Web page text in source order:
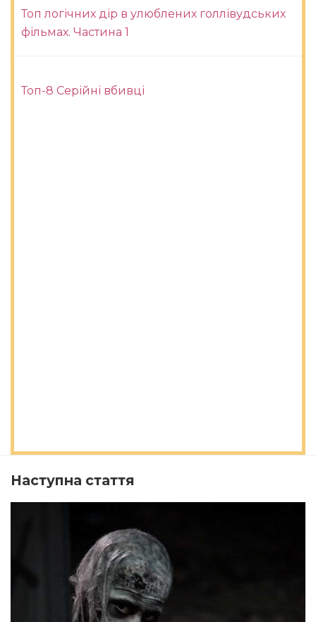
Топ логічних дір в улюблених голлівудських
фільмах. Частина 1
Топ-8 Серійні вбивці
Наступна стаття